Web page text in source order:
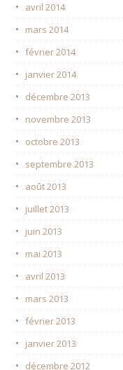
avril 2014
mars 2014
février 2014
janvier 2014
décembre 2013
novembre 2013
octobre 2013
septembre 2013
août 2013
juillet 2013
juin 2013
mai 2013
avril 2013
mars 2013
février 2013
janvier 2013
décembre 2012